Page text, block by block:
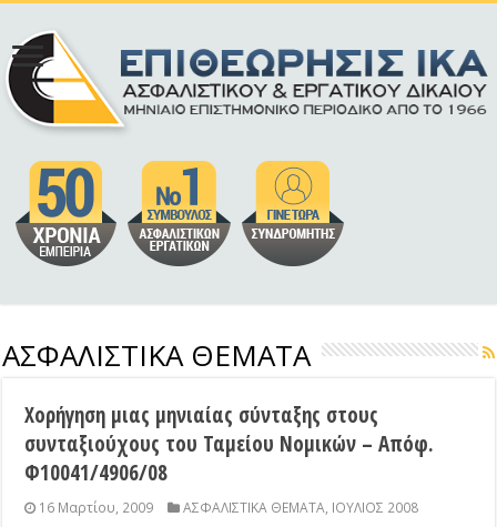
ΑΣΦΑΛΙΣΤΙΚΑ ΘΕΜΑΤΑ
Χορήγηση μιας μηνιαίας σύνταξης στους
συνταξιούχους του Ταμείου Νομικών – Απόφ.
Φ10041/4906/08
16 Μαρτίου, 2009 ΑΣΦΑΛΙΣΤΙΚΑ ΘΕΜΑΤΑ, ΙΟΥΛΙΟΣ 2008